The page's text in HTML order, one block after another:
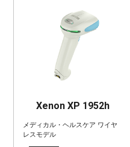
Xenon XP 1952h
メディカル・ヘルスケア ワイヤ
レスモデル